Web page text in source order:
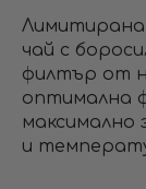
Лимитирана
чай с
филтър от
оптимална
максимално
и